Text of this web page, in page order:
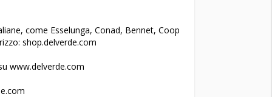
come Esselunga, Conad, Bennet, Coop
shop.delverde.com
www.delverde.com